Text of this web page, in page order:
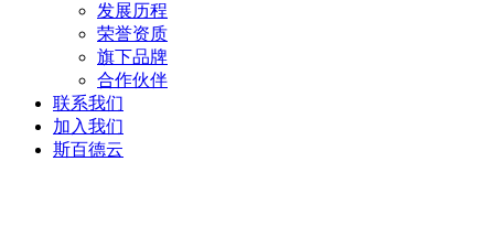
发展历程
荣誉资质
旗下品牌
合作伙伴
联系我们
加入我们
斯百德云